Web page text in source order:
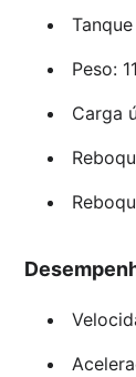
Peso:
Carga